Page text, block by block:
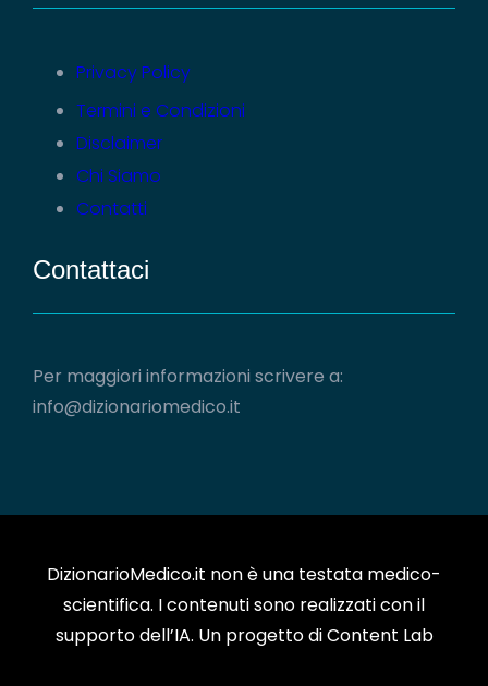
Privacy Policy
Termini e Condizioni
Disclaimer
Chi Siamo
Contatti
Contattaci
Per maggiori informazioni scrivere a:
info@dizionariomedico.it
DizionarioMedico.it non è una testata medico-
scientifica. I contenuti sono realizzati con il
supporto dell’IA. Un progetto di Content Lab